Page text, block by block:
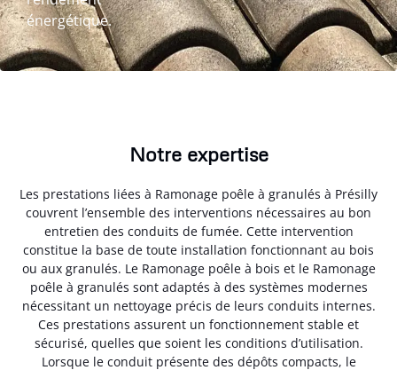
énergétique.
Notre expertise
Les prestations liées à Ramonage poêle à granulés à Présilly
couvrent l’ensemble des interventions nécessaires au bon
entretien des conduits de fumée. Cette intervention
constitue la base de toute installation fonctionnant au bois
ou aux granulés. Le Ramonage poêle à bois et le Ramonage
poêle à granulés sont adaptés à des systèmes modernes
nécessitant un nettoyage précis de leurs conduits internes.
Ces prestations assurent un fonctionnement stable et
sécurisé, quelles que soient les conditions d’utilisation.
Lorsque le conduit présente des dépôts compacts, le